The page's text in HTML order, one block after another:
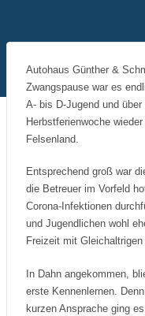
Autohaus Günther &
Zwangspause war es
A- bis D-Jugend und
Herbstferienwoche
Felsenland.
Entsprechend groß war
die Betreuer im Vorfeld
Corona-Infektionen
und Jugendlichen wohl
Freizeit mit Gleichaltrigen
In Dahn angekommen,
erste Kennenlernen.
kurzen Ansprache ging